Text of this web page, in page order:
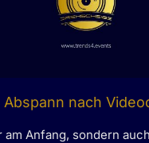
Abspann nach
am Anfang, sondern